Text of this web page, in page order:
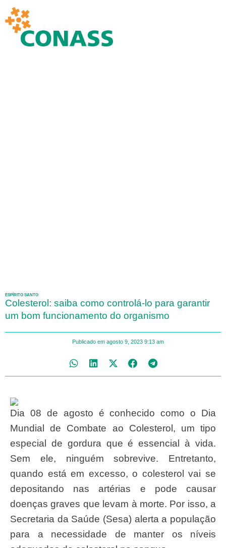
ESPÍRITO SANTO
Colesterol: saiba como controlá-lo para garantir
um bom funcionamento do organismo
Publicado em agosto 9, 2023 9:13 am
Dia 08 de agosto é conhecido como o Dia
Mundial de Combate ao Colesterol, um tipo
especial de gordura que é essencial à vida.
Sem ele, ninguém sobrevive. Entretanto,
quando está em excesso, o colesterol vai se
depositando nas artérias e pode causar
doenças graves que levam à morte. Por isso, a
Secretaria da Saúde (Sesa) alerta a população
para a necessidade de manter os níveis